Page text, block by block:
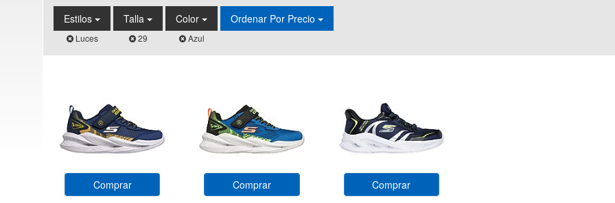
Estilos
Luces
Talla
29
Color
Azul
Ordenar Por Precio
Comprar Comprar Comprar